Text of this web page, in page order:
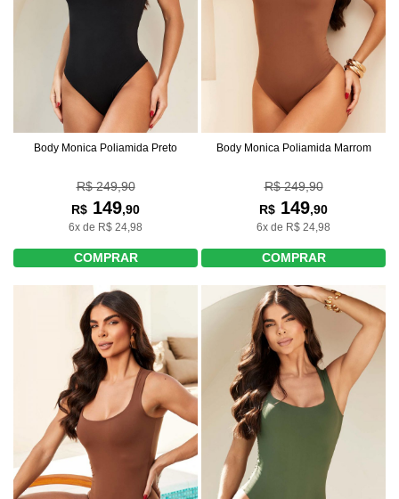
Body Monica Poliamida Preto
R$ 249,90
R$ 149,90
6x de R$ 24,98
COMPRAR
Body Monica Poliamida Marrom
R$ 249,90
R$ 149,90
6x de R$ 24,98
COMPRAR